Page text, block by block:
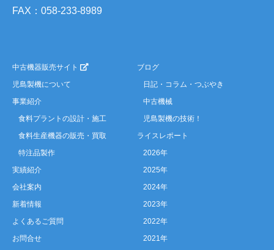
FAX：058-233-8989
中古機器販売サイト
児島製機について
事業紹介
食料プラントの設計・施工
食料生産機器の販売・買取
特注品製作
実績紹介
会社案内
新着情報
よくあるご質問
お問合せ
ブログ
日記・コラム・つぶやき
中古機械
児島製機の技術！
ライスレポート
2026年
2025年
2024年
2023年
2022年
2021年